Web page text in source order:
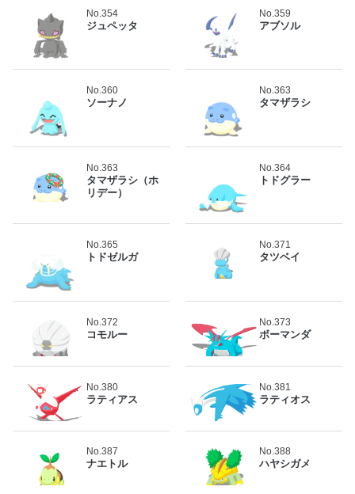
No.354
ジュペッタ
No.359
アブソル
No.360
ソーナノ
No.363
タマザラシ
No.363
タマザラシ（ホ
リデー）
No.364
トドグラー
No.365
トドゼルガ
No.371
タツベイ
No.372
コモルー
No.373
ボーマンダ
No.380
ラティアス
No.381
ラティオス
No.387
ナエトル
No.388
ハヤシガメ